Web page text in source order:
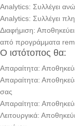
Analytics: Συλλέγει
Analytics: Συλλέγει
Διαφήμιση:
από προγράμματα
Ο ιστότοπος θα:
Απαραίτητα:
Απαραίτητα:
σας
Απαραίτητα:
Λειτουργικά: